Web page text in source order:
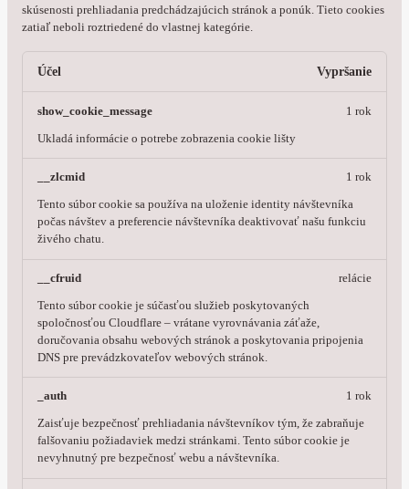
skúsenosti prehliadania predchádzajúcich stránok a ponúk. Tieto cookies
zatiaľ neboli roztriedené do vlastnej kategórie.
Účel Vypršanie
show_cookie_message
Ukladá informácie o potrebe zobrazenia cookie lišty
1 rok
__zlcmid
Tento súbor cookie sa používa na uloženie identity návštevníka
počas návštev a preferencie návštevníka deaktivovať našu funkciu
živého chatu.
1 rok
__cfruid
Tento súbor cookie je súčasťou služieb poskytovaných
spoločnosťou Cloudflare – vrátane vyrovnávania záťaže,
doručovania obsahu webových stránok a poskytovania pripojenia
DNS pre prevádzkovateľov webových stránok.
relácie
_auth
Zaisťuje bezpečnosť prehliadania návštevníkov tým, že zabraňuje
falšovaniu požiadaviek medzi stránkami. Tento súbor cookie je
nevyhnutný pre bezpečnosť webu a návštevníka.
1 rok